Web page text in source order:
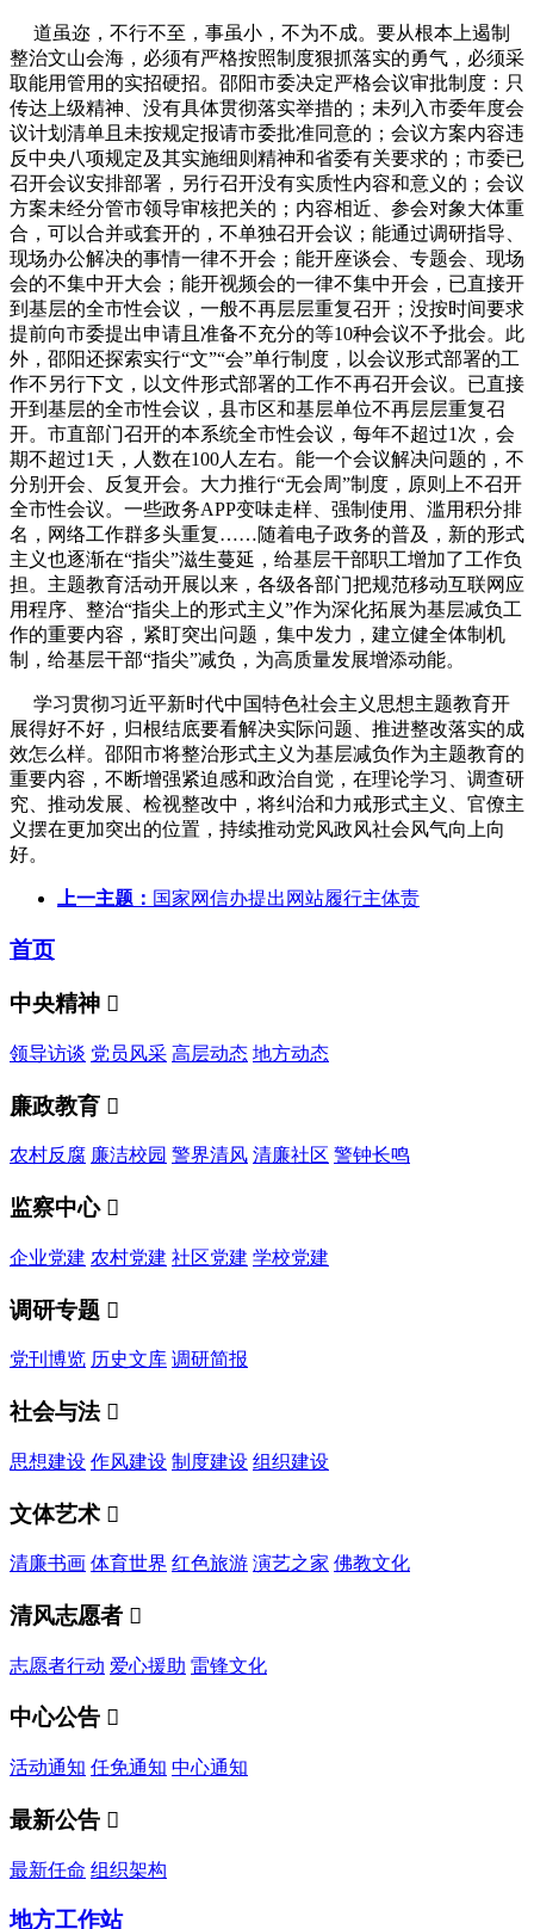
道虽迩，不行不至，事虽小，不为不成。要从根本上遏制
整治文山会海，必须有严格按照制度狠抓落实的勇气，必须采
取能用管用的实招硬招。邵阳市委决定严格会议审批制度：只
传达上级精神、没有具体贯彻落实举措的；未列入市委年度会
议计划清单且未按规定报请市委批准同意的；会议方案内容违
反中央八项规定及其实施细则精神和省委有关要求的；市委已
召开会议安排部署，另行召开没有实质性内容和意义的；会议
方案未经分管市领导审核把关的；内容相近、参会对象大体重
合，可以合并或套开的，不单独召开会议；能通过调研指导、
现场办公解决的事情一律不开会；能开座谈会、专题会、现场
会的不集中开大会；能开视频会的一律不集中开会，已直接开
到基层的全市性会议，一般不再层层重复召开；没按时间要求
提前向市委提出申请且准备不充分的等10种会议不予批会。此
外，邵阳还探索实行“文”“会”单行制度，以会议形式部署的工
作不另行下文，以文件形式部署的工作不再召开会议。已直接
开到基层的全市性会议，县市区和基层单位不再层层重复召
开。市直部门召开的本系统全市性会议，每年不超过1次，会
期不超过1天，人数在100人左右。能一个会议解决问题的，不
分别开会、反复开会。大力推行“无会周”制度，原则上不召开
全市性会议。一些政务APP变味走样、强制使用、滥用积分排
名，网络工作群多头重复……随着电子政务的普及，新的形式
主义也逐渐在“指尖”滋生蔓延，给基层干部职工增加了工作负
担。主题教育活动开展以来，各级各部门把规范移动互联网应
用程序、整治“指尖上的形式主义”作为深化拓展为基层减负工
作的重要内容，紧盯突出问题，集中发力，建立健全体制机
制，给基层干部“指尖”减负，为高质量发展增添动能。
学习贯彻习近平新时代中国特色社会主义思想主题教育开
展得好不好，归根结底要看解决实际问题、推进整改落实的成
效怎么样。邵阳市将整治形式主义为基层减负作为主题教育的
重要内容，不断增强紧迫感和政治自觉，在理论学习、调查研
究、推动发展、检视整改中，将纠治和力戒形式主义、官僚主
义摆在更加突出的位置，持续推动党风政风社会风气向上向
好。
上一主题： 国家网信办提出网站履行主体责
首页
中央精神 
领导访谈 党员风采 高层动态 地方动态
廉政教育 
农村反腐 廉洁校园 警界清风 清廉社区 警钟长鸣
监察中心 
企业党建 农村党建 社区党建 学校党建
调研专题 
党刊博览 历史文库 调研简报
社会与法 
思想建设 作风建设 制度建设 组织建设
文体艺术 
清廉书画 体育世界 红色旅游 演艺之家 佛教文化
清风志愿者 
志愿者行动 爱心援助 雷锋文化
中心公告 
活动通知 任免通知 中心通知
最新公告 
最新任命 组织架构
地方工作站